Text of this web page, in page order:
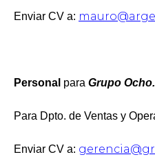
Enviar CV a:
Personal para Grupo Ocho.
Para Dpto. de Ventas y
Enviar CV a: